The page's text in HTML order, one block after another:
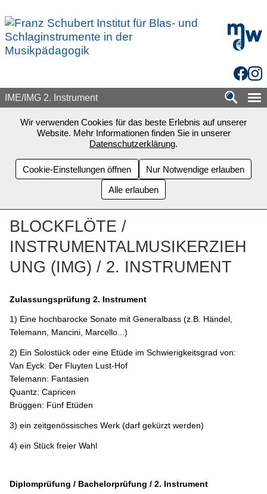
mdw -
IME/IMG 2. Instrument
Wir verwenden Cookies für das beste Erlebnis auf unserer
Website. Mehr Informationen finden Sie in unserer
Datenschutzerklärung.
Cookie-Einstellungen öffnen
Nur Notwendige erlauben
Alle erlauben
BLOCKFLÖTE /
INSTRUMENTALMUSIKERZIEH
UNG (IMG) / 2. INSTRUMENT
Zulassungsprüfung 2. Instrument
1) Eine hochbarocke Sonate mit Generalbass (z.B. Händel,
Telemann, Mancini, Marcello...)
2) Ein Solostück oder eine Etüde im Schwierigkeitsgrad von:
Van Eyck: Der Fluyten Lust-Hof
Telemann: Fantasien
Quantz: Capricen
Brüggen: Fünf Etüden
3) ein zeitgenössisches Werk (darf gekürzt werden)
4) ein Stück freier Wahl
Diplomprüfung / Bachelorprüfung / 2. Instrument